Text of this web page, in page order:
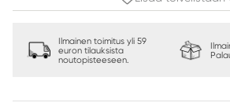
Ilmainen toimitus yli 59
euron tilauksista
noutopisteeseen.